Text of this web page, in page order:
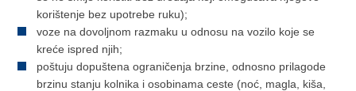
korištenje bez upotrebe ruku);
voze na dovoljnom razmaku u odnosu na vozilo koje se
kreće ispred njih;
poštuju dopuštena ograničenja brzine, odnosno prilagode
brzinu stanju kolnika i osobinama ceste (noć, magla, kiša,